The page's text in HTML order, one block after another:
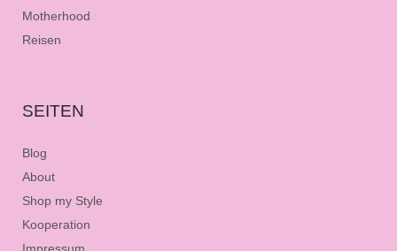
Motherhood
Reisen
SEITEN
Blog
About
Shop my Style
Kooperation